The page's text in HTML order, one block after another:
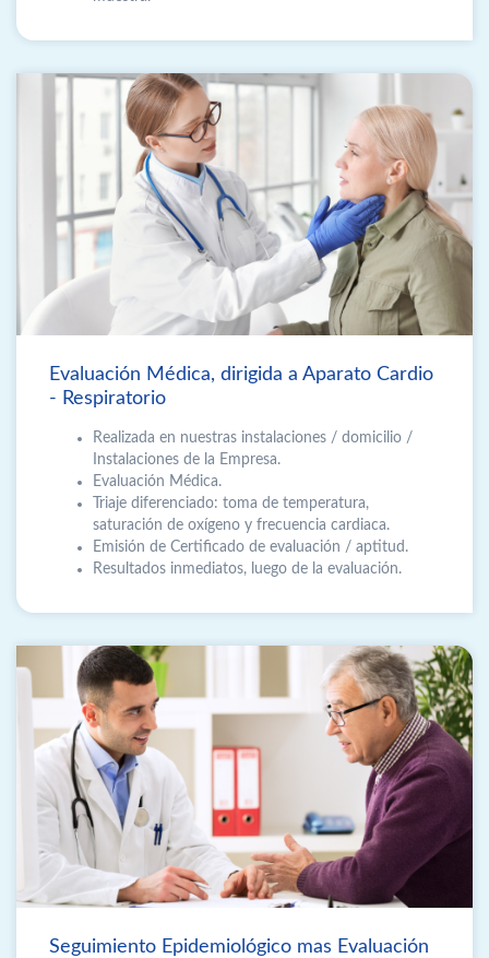
Evaluación Médica, dirigida a Aparato Cardio
- Respiratorio
Realizada en nuestras instalaciones / domicilio /
Instalaciones de la Empresa.
Evaluación Médica.
Triaje diferenciado: toma de temperatura,
saturación de oxígeno y frecuencia cardiaca.
Emisión de Certiﬁcado de evaluación / aptitud.
Resultados inmediatos, luego de la evaluación.
Seguimiento Epidemiológico mas Evaluación